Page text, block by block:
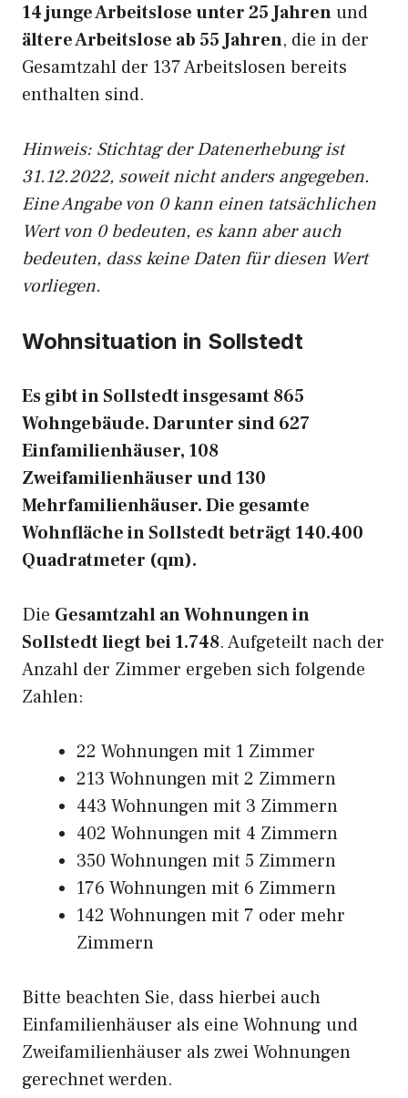
14 junge Arbeitslose unter 25 Jahrenund
ältere Arbeitslose ab 55 Jahren, die in der
Gesamtzahl der 137 Arbeitslosen bereits
enthalten sind.
Hinweis: Stichtag der Datenerhebung ist
31.12.2022, soweit nicht anders angegeben.
Eine Angabe von 0 kann einen tatsächlichen
Wert von 0 bedeuten, es kann aber auch
bedeuten, dass keine Daten für diesen Wert
vorliegen.
Wohnsituation in Sollstedt
Es gibt in Sollstedt insgesamt 865
Wohngebäude. Darunter sind 627
Einfamilienhäuser, 108
Zweifamilienhäuser und 130
Mehrfamilienhäuser. Die gesamte
Wohnfläche in Sollstedt beträgt 140.400
Quadratmeter (qm).
Die Gesamtzahl an Wohnungen in
Sollstedt liegt bei 1.748. Aufgeteilt nach der
Anzahl der Zimmer ergeben sich folgende
Zahlen:
22 Wohnungen mit 1 Zimmer
213 Wohnungen mit 2 Zimmern
443 Wohnungen mit 3 Zimmern
402 Wohnungen mit 4 Zimmern
350 Wohnungen mit 5 Zimmern
176 Wohnungen mit 6 Zimmern
142 Wohnungen mit 7 oder mehr
Zimmern
Bitte beachten Sie, dass hierbei auch
Einfamilienhäuser als eine Wohnung und
Zweifamilienhäuser als zwei Wohnungen
gerechnet werden.